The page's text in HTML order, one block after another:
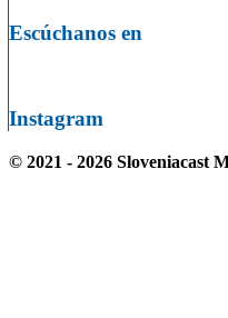
Escúchanos en
Instagram
© 2021 - 2026 Sloveniacast